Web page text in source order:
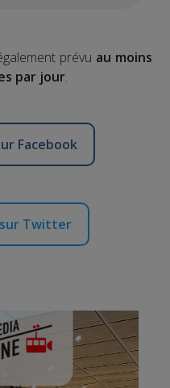
prévu au moins
par jour.
Facebook
Twitter